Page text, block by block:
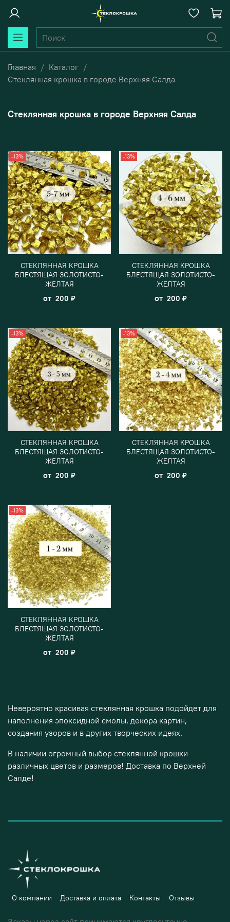
Главная
Каталог
Стеклянная крошка в городе Верхняя Салда
Стеклянная крошка в городе Верхняя Салда
-13%
СТЕКЛЯННАЯ КРОШКА
БЛЕСТЯЩАЯ ЗОЛОТИСТО-
ЖЕЛТАЯ
от 200 ₽
-13%
СТЕКЛЯННАЯ КРОШКА
БЛЕСТЯЩАЯ ЗОЛОТИСТО-
ЖЕЛТАЯ
от 200 ₽
-13%
СТЕКЛЯННАЯ КРОШКА
БЛЕСТЯЩАЯ ЗОЛОТИСТО-
ЖЕЛТАЯ
от 200 ₽
-13%
СТЕКЛЯННАЯ КРОШКА
БЛЕСТЯЩАЯ ЗОЛОТИСТО-
ЖЕЛТАЯ
от 200 ₽
-13%
СТЕКЛЯННАЯ КРОШКА
БЛЕСТЯЩАЯ ЗОЛОТИСТО-
ЖЕЛТАЯ
от 200 ₽
Невероятно красивая стеклянная крошка подойдет для
наполнения эпоксидной смолы, декора картин,
создания узоров и в других творческих идеях.
В наличии огромный выбор стеклянной крошки
различных цветов и размеров! Доставка по Верхней
Салде!
О компании Доставка и оплата Контакты Отзывы